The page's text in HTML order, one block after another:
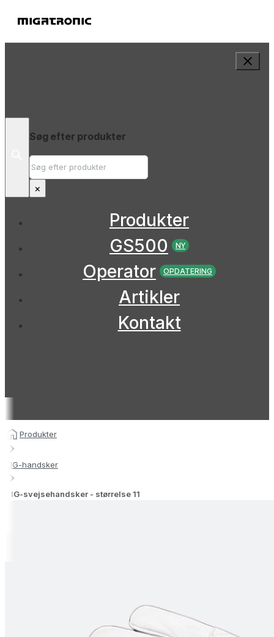
Søg efter produkter
Søg
efter
×
Produkter
GS500
NY
Operator OPDATERING
Artikler
Kontakt
Produkter
TIG-handsker
TIG-svejsehandsker - størrelse 11